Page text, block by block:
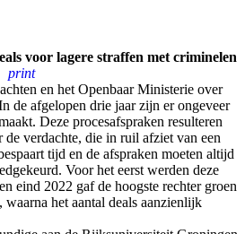
voor lagere straffen met criminelen
print
en het Openbaar Ministerie over
de afgelopen drie jaar zijn er ongeveer
Deze procesafspraken resulteren
de verdachte, die in ruil afziet van een
tijd en de afspraken moeten altijd
Voor het eerst werden deze
eind 2022 gaf de hoogste rechter groen
het aantal deals aanzienlijk